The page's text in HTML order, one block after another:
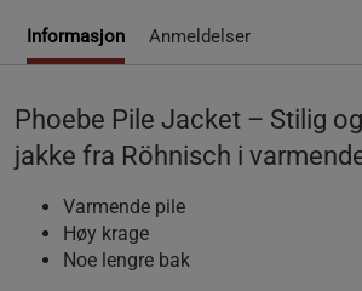
Informasjon Anmeldelser
Phoebe Pile Jacket – Stilig
jakke fra Röhnisch i
Varmende pile
Høy krage
Noe lengre bak